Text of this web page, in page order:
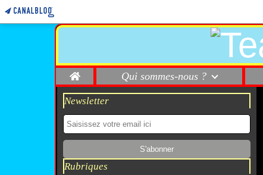
Home Qui sommes-nous ?
Newsletter
Rubriques